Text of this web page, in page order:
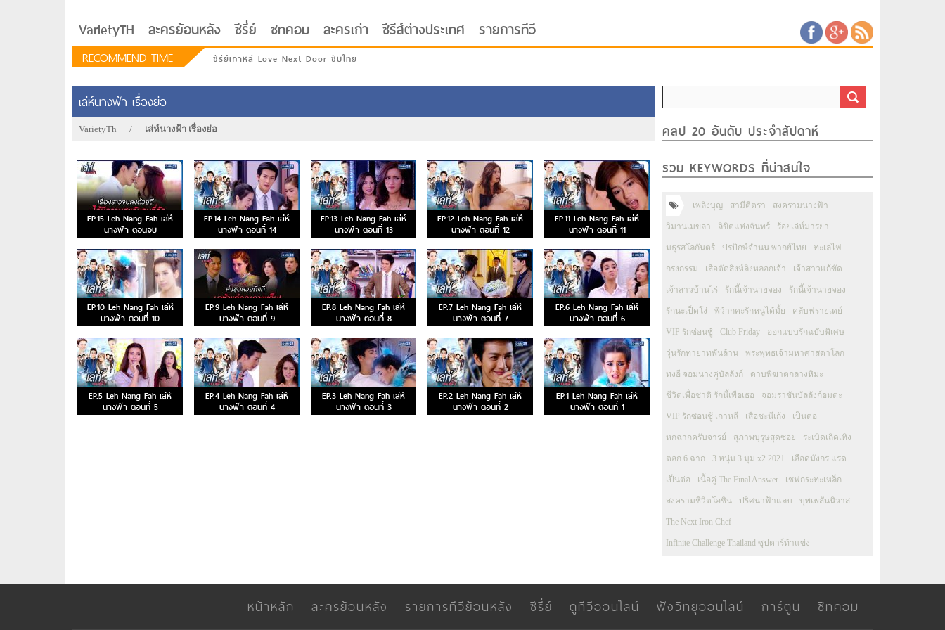
VarietyTH ละครย้อนหลัง ซีรี่ย์ ซิทคอม ละครเก่า ซีรีส์ต่างประเทศ รายการทีวี
RECOMMEND TIME ซีรีย์เกาหลี Love Next Door ซับไทย
รักอยู่ประตูถัดไป
เล่ห์นางฟ้า เรื่องย่อ
VarietyTh / เล่ห์นางฟ้า เรื่องย่อ
EP.15 Leh Nang Fah เล่ห์
นางฟ้า ตอนจบ
EP.14 Leh Nang Fah เล่ห์
นางฟ้า ตอนที่ 14
EP.13 Leh Nang Fah เล่ห์
นางฟ้า ตอนที่ 13
EP.12 Leh Nang Fah เล่ห์
นางฟ้า ตอนที่ 12
EP.11 Leh Nang Fah เล่ห์
นางฟ้า ตอนที่ 11
EP.10 Leh Nang Fah เล่ห์
นางฟ้า ตอนที่ 10
EP.9 Leh Nang Fah เล่ห์
นางฟ้า ตอนที่ 9
EP.8 Leh Nang Fah เล่ห์
นางฟ้า ตอนที่ 8
EP.7 Leh Nang Fah เล่ห์
นางฟ้า ตอนที่ 7
EP.6 Leh Nang Fah เล่ห์
นางฟ้า ตอนที่ 6
EP.5 Leh Nang Fah เล่ห์
นางฟ้า ตอนที่ 5
EP.4 Leh Nang Fah เล่ห์
นางฟ้า ตอนที่ 4
EP.3 Leh Nang Fah เล่ห์
นางฟ้า ตอนที่ 3
EP.2 Leh Nang Fah เล่ห์
นางฟ้า ตอนที่ 2
EP.1 Leh Nang Fah เล่ห์
นางฟ้า ตอนที่ 1
คลิป 20 อันดับ ประจำสัปดาห์
รวม KEYWORDS ที่น่าสนใจ
เพลิงบุญ สามีตีตรา สงครามนางฟ้า
วิมานเมขลา ลิขิตแห่งจันทร์ ร้อยเล่ห์มารยา
มธุรสโลกันตร์ ปรปักษ์จำนน พากย์ไทย ทะเลไฟ
กรงกรรม เสือตัดสิงห์ลิงหลอกเจ้า เจ้าสาวแก้ขัด
เจ้าสาวบ้านไร่ รักนี้เจ้านายจอง รักนี้เจ้านายจอง
รักนะเป็ดโง่ พี่ว้ากคะรักหนูได้มั้ย คลับฟรายเดย์
VIP รักซ่อนชู้ Club Friday ออกแบบรักฉบับพิเศษ
วุ่นรักทายาทพันล้าน พระพุทธเจ้ามหาศาสดาโลก
ทงอี จอมนางคู่บัลลังก์ ดาบพิฆาตกลางหิมะ
ชีวิตเพื่อชาติ รักนี้เพื่อเธอ จอมราชันบัลลังก์อมตะ
VIP รักซ่อนชู้ เกาหลี เสือชะนีเก้ง เป็นต่อ
หกฉากครับจารย์ สุภาพบุรุษสุดซอย ระเบิดเถิดเทิง
ตลก 6 ฉาก 3 หนุ่ม 3 มุม x2 2021 เลือดมังกร แรด
เป็นต่อ เนื้อคู่ The Final Answer เชฟกระทะเหล็ก
สงครามชีวิตโอชิน ปริศนาฟ้าแลบ บุพเพสันนิวาส
The Next Iron Chef
Infinite Challenge Thailand ซุปตาร์ท้าแข่ง
หน้าหลัก ละครย้อนหลัง รายการทีวีย้อนหลัง ซีรี่ย์ ดูทีวีออนไลน์ ฟังวิทยุออนไลน์ การ์ตูน ซิทคอม